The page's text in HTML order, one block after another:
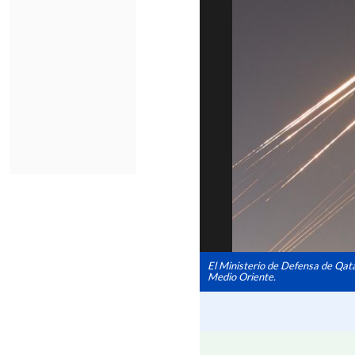
El Ministerio de Defensa de
Medio Oriente.